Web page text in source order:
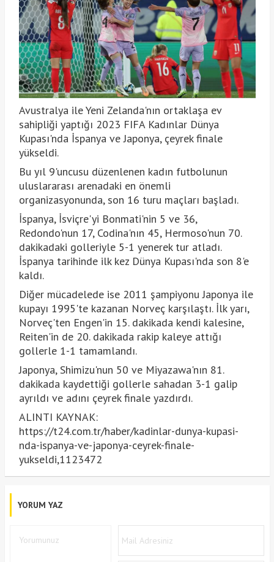
Avustralya ile Yeni Zelanda'nın ortaklaşa ev
sahipliği yaptığı 2023 FIFA Kadınlar Dünya
Kupası'nda İspanya ve Japonya, çeyrek finale
yükseldi.
Bu yıl 9'uncusu düzenlenen kadın futbolunun
uluslararası arenadaki en önemli
organizasyonunda, son 16 turu maçları başladı.
İspanya, İsviçre'yi Bonmati'nin 5 ve 36,
Redondo'nun 17, Codina'nın 45, Hermoso'nun 70.
dakikadaki golleriyle 5-1 yenerek tur atladı.
İspanya tarihinde ilk kez Dünya Kupası'nda son 8'e
kaldı.
Diğer mücadelede ise 2011 şampiyonu Japonya ile
kupayı 1995'te kazanan Norveç karşılaştı. İlk yarı,
Norveç'ten Engen'in 15. dakikada kendi kalesine,
Reiten'in de 20. dakikada rakip kaleye attığı
gollerle 1-1 tamamlandı.
Japonya, Shimizu'nun 50 ve Miyazawa'nın 81.
dakikada kaydettiği gollerle sahadan 3-1 galip
ayrıldı ve adını çeyrek finale yazdırdı.
ALINTI KAYNAK:
https://t24.com.tr/haber/kadinlar-dunya-kupasi-
nda-ispanya-ve-japonya-ceyrek-finale-
yukseldi,1123472
YORUM YAZ